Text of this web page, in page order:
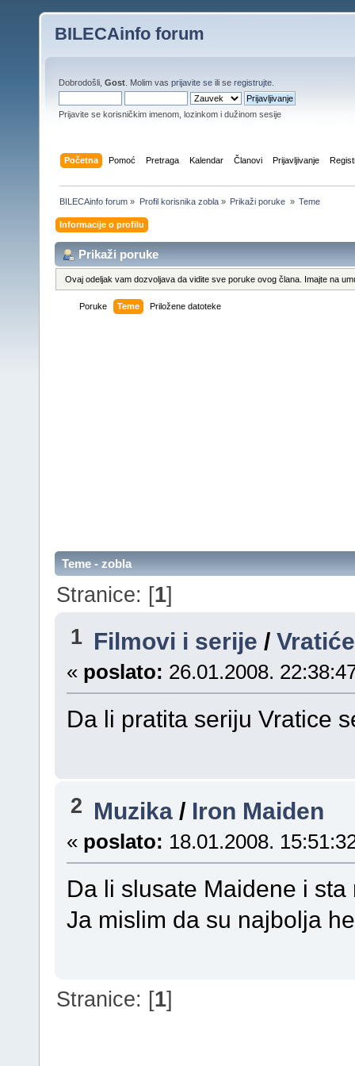
BILECAinfo forum
Dobrodošli, Gost . Molim vas prijavite se ili se registrujte
Prijavite se korisničkim imenom, lozinkom i dužinom sesije
Početna Pomoć Pretraga Kalendar Članovi Prijavljivanje
BILECAinfo forum » Profil korisnika zobla» Prikaži poruke » Teme
Informacije o profilu
Prikaži poruke
Ovaj odeljak vam dozvoljava da vidite sve poruke ovog člana. Imajte na
Poruke Teme Priložene datoteke
Teme - zobla
Stranice: [1]
1 Filmovi i serije /
« poslato: 26.01.2008.
Da li pratita seriju Vratice
2 Muzika / Iron Maiden
« poslato: 18.01.2008.
Da li slusate Maidene i
Ja mislim da su najbolja
Stranice: [1]